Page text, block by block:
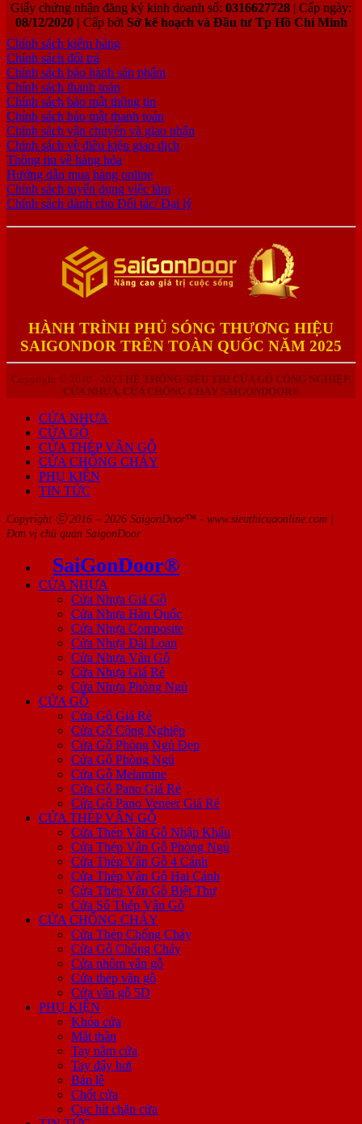
Giấy chứng nhận đăng ký kinh doanh số: 0316627728 | Cấp ngày:
08/12/2020 |
Cấp bởi Sở kế hoạch và Đầu tư Tp Hồ Chí Minh
Chính sách kiểm hàng
Chính sách đổi trả
Chính sách bảo hành sản phẩm
Chính sách thanh toán
Chính sách bảo mật thông tin
Chính sách bảo mật thanh toán
Chính sách vận chuyển và giao nhận
Chính sách về điều kiện giao dịch
Thông tin về hàng hóa
Hướng dẫn mua hàng online
Chính sách tuyển dụng việc làm
Chính sách dành cho Đối tác/ Đại lý
HÀNH TRÌNH PHỦ SÓNG THƯƠNG HIỆU
SAIGONDOR TRÊN TOÀN QUỐC NĂM 2025
Copyright © 2010 - 2023 HỆ THỐNG SIÊU THỊ CỬA GỖ CÔNG NGHIỆP,
CỬA NHỰA, CỬA CHỐNG CHÁY SAIGONDOOR®
CỬA NHỰA
CỬA GỖ
CỬA THÉP VÂN GỖ
CỬA CHỐNG CHÁY
PHỤ KIỆN
TIN TỨC
Copyright ⓒ 2016 – 2026 SaigonDoor™ - www.sieuthicuaonline.com |
Đơn vị chủ quản SaigonDoor
SaiGonDoor®
CỬA NHỰA
Cửa Nhựa Giả Gỗ
Cửa Nhựa Hàn Quốc
Cửa Nhựa Composite
Cửa Nhựa Đài Loan
Cửa Nhựa Vân Gỗ
Cửa Nhựa Giá Rẻ
Cửa Nhựa Phòng Ngủ
CỬA GỖ
Cửa Gỗ Giá Rẻ
Cửa Gỗ Công Nghiệp
Cửa Gỗ Phòng Ngủ Đẹp
Cửa Gỗ Phòng Ngủ
Cửa Gỗ Melamine
Cửa Gỗ Pano Giá Rẻ
Cửa Gỗ Pano Veneer Giá Rẻ
CỬA THÉP VÂN GỖ
Cửa Thép Vân Gỗ Nhập Khẩu
Cửa Thép Vân Gỗ Phòng Ngủ
Cửa Thép Vân Gỗ 4 Cánh
Cửa Thép Vân Gỗ Hai Cánh
Cửa Thép Vân Gỗ Biệt Thự
Cửa Sổ Thép Vân Gỗ
CỬA CHỐNG CHÁY
Cửa Thép Chống Cháy
Cửa Gỗ Chống Cháy
Cửa nhôm vân gỗ
Cửa thép vân gỗ
Cửa vân gỗ 5D
PHỤ KIỆN
Khóa cửa
Mắt thần
Tay nắm cửa
Tay đẩy hơi
Bản lề
Chốt cửa
Cục hít chặn cửa